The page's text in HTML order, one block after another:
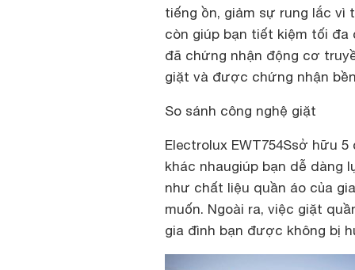
tiếng ồn, giảm sự rung lắc vì
còn giúp bạn tiết kiệm tối
đã chứng nhận động cơ
giặt và được chứng nhận
So sánh công nghệ giặt
Electrolux EWT754Ssở hữu 5
khác nhaugiúp bạn dễ dàng
như chất liệu quần áo của
muốn. Ngoài ra, việc giặt
gia đình bạn được không bị